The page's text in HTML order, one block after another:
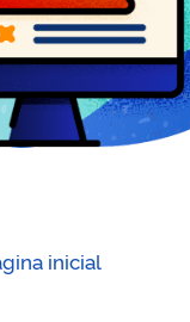
inicial